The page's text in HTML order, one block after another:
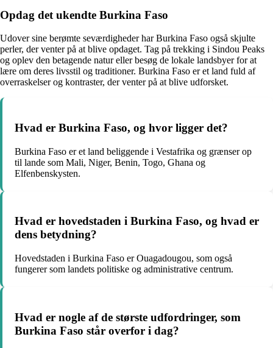
Opdag det ukendte Burkina Faso
Udover sine berømte seværdigheder har Burkina Faso også skjulte
perler, der venter på at blive opdaget. Tag på trekking i Sindou Peaks
og oplev den betagende natur eller besøg de lokale landsbyer for at
lære om deres livsstil og traditioner. Burkina Faso er et land fuld af
overraskelser og kontraster, der venter på at blive udforsket.
Hvad er Burkina Faso, og hvor ligger det?
Burkina Faso er et land beliggende i Vestafrika og grænser op
til lande som Mali, Niger, Benin, Togo, Ghana og
Elfenbenskysten.
Hvad er hovedstaden i Burkina Faso, og hvad er
dens betydning?
Hovedstaden i Burkina Faso er Ouagadougou, som også
fungerer som landets politiske og administrative centrum.
Hvad er nogle af de største udfordringer, som
Burkina Faso står overfor i dag?